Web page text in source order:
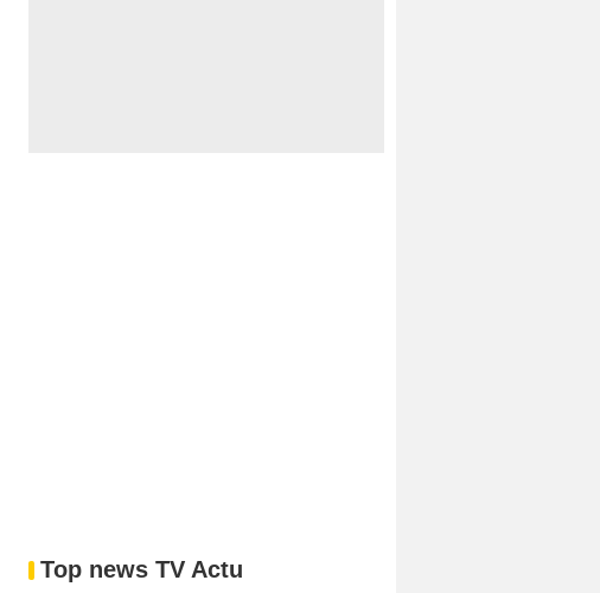
Top news TV Actu